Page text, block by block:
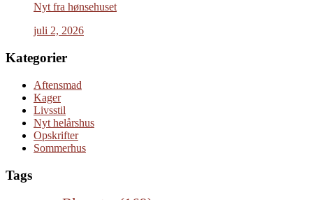
Nyt fra hønsehuset
juli 2, 2026
Kategorier
Aftensmad
Kager
Livsstil
Nyt helårshus
Opskrifter
Sommerhus
Tags